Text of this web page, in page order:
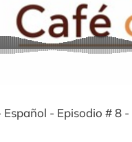
Español - Episodio # 8 -